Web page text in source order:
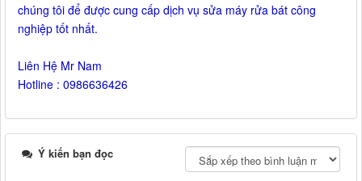
chúng tôi để được cung cấp dịch vụ sửa máy rửa bát công
nghiệp tốt nhất.
Liên Hệ Mr Nam
Hotline : 0986636426
Ý kiến bạn đọc